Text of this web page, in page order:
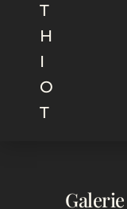
T
H
I
O
T